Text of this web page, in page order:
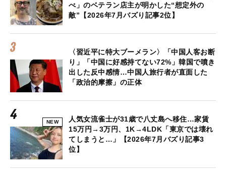
べ」のベテラン店主が明かした“想定外の
敵”【2026年7月バズり記事2位】
〈習近平に特大ブーメラン〉「中国人客お断
り」「中国に好感持てない72%」韓国で噴き
出した反中感情…中国人旅行者が直面した
「政治的摩擦」の正体
NEW
人気女流雀士が31歳で八丈島へ移住…家賃
15万円→3万円、1K→4LDK「東京では壊れ
てしまうと…」【2026年7月バズり記事3
位】